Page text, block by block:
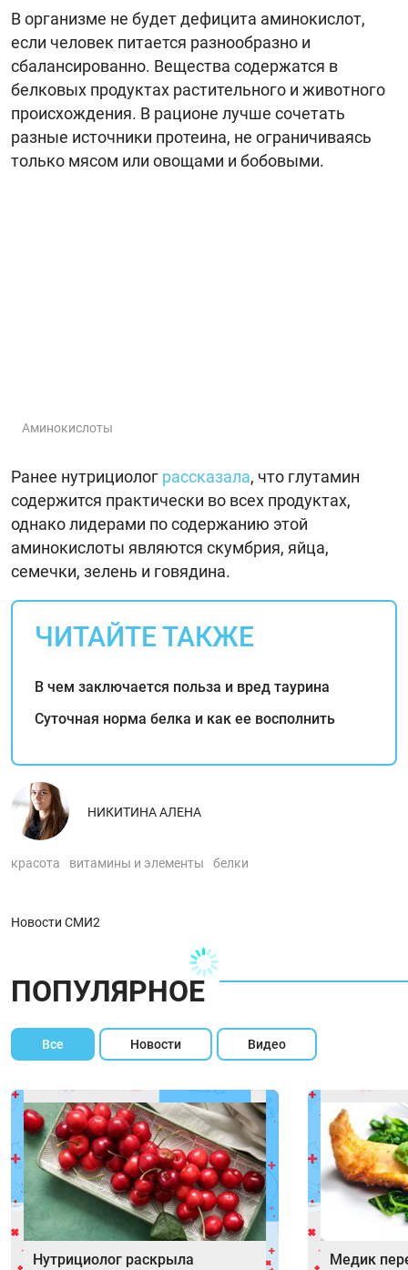
В организме не будет дефицита аминокислот,
если человек питается разнообразно и
сбалансированно. Вещества содержатся в
белковых продуктах растительного и животного
происхождения. В рационе лучше сочетать
разные источники протеина, не ограничиваясь
только мясом или овощами и бобовыми.
Аминокислоты
Ранее нутрициолог рассказала, что глутамин
содержится практически во всех продуктах,
однако лидерами по содержанию этой
аминокислоты являются скумбрия, яйца,
семечки, зелень и говядина.
ЧИТАЙТЕ ТАКЖЕ
В чем заключается польза и вред таурина
Суточная норма белка и как ее восполнить
НИКИТИНА АЛЕНА
красота витамины и элементы белки
Новости СМИ2
ПОПУЛЯРНОЕ
Все Новости Видео
Нутрициолог раскрыла
Медик